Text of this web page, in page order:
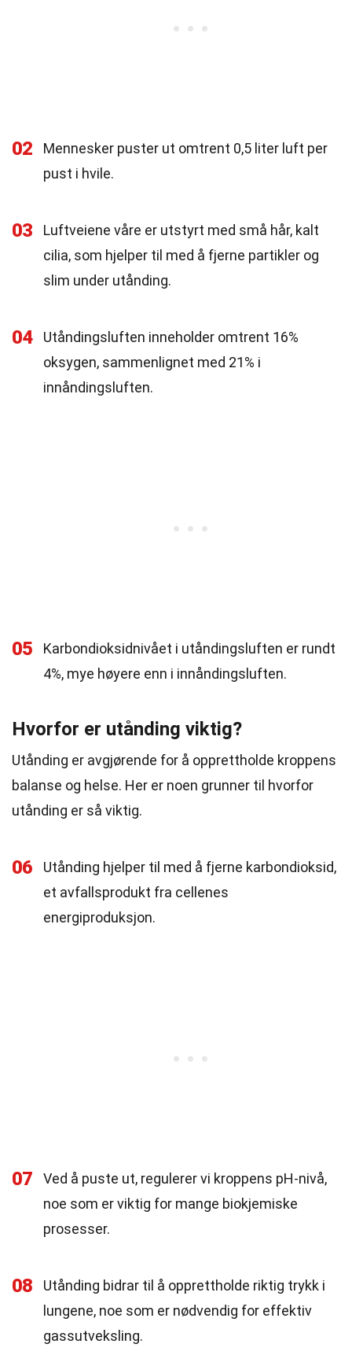
02
Mennesker puster ut omtrent 0,5 liter luft per
pust i hvile.
03
Luftveiene våre er utstyrt med små hår, kalt
cilia, som hjelper til med å fjerne partikler og
slim under utånding.
04
Utåndingsluften inneholder omtrent 16%
oksygen, sammenlignet med 21% i
innåndingsluften.
05
Karbondioksidnivået i utåndingsluften er rundt
4%, mye høyere enn i innåndingsluften.
Hvorfor er utånding viktig?
Utånding er avgjørende for å opprettholde kroppens
balanse og helse. Her er noen grunner til hvorfor
utånding er så viktig.
06
Utånding hjelper til med å fjerne karbondioksid,
et avfallsprodukt fra cellenes
energiproduksjon.
07
Ved å puste ut, regulerer vi kroppens pH-nivå,
noe som er viktig for mange biokjemiske
prosesser.
08
Utånding bidrar til å opprettholde riktig trykk i
lungene, noe som er nødvendig for effektiv
gassutveksling.